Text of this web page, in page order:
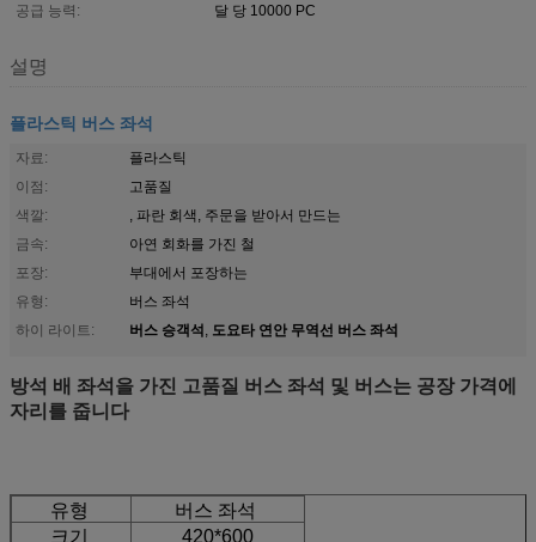
공급 능력:
달 당 10000 PC
설명
플라스틱 버스 좌석
자료:
플라스틱
이점:
고품질
색깔:
, 파란 회색, 주문을 받아서 만드는
금속:
아연 회화를 가진 철
포장:
부대에서 포장하는
유형:
버스 좌석
하이 라이트:
버스 승객석, 도요타 연안 무역선 버스 좌석
방석 배 좌석을 가진 고품질 버스 좌석 및 버스는 공장 가격에
자리를 줍니다
유형
버스 좌석
크기
420*600